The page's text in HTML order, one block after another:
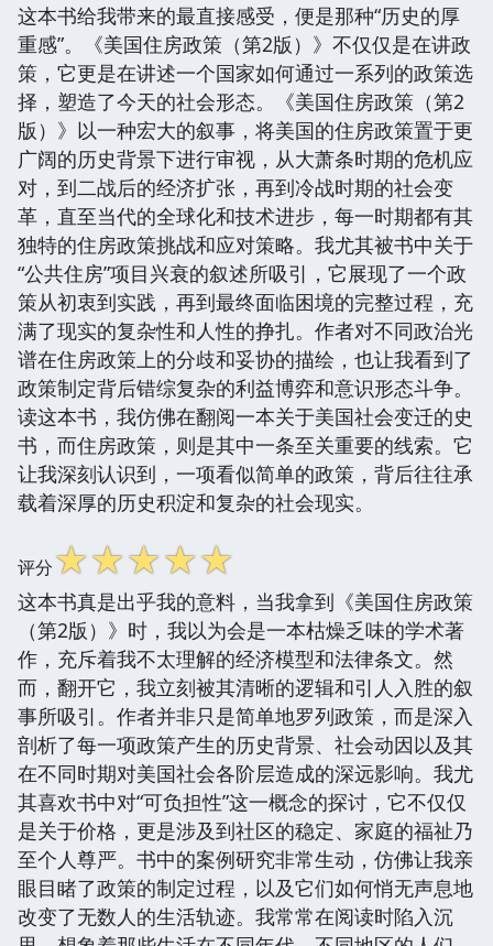
这本书给我带来的最直接感受，便是那种“历史的厚
重感”。《美国住房政策（第2版）》不仅仅是在讲政
策，它更是在讲述一个国家如何通过一系列的政策选
择，塑造了今天的社会形态。《美国住房政策（第2
版）》以一种宏大的叙事，将美国的住房政策置于更
广阔的历史背景下进行审视，从大萧条时期的危机应
对，到二战后的经济扩张，再到冷战时期的社会变
革，直至当代的全球化和技术进步，每一时期都有其
独特的住房政策挑战和应对策略。我尤其被书中关于
“公共住房”项目兴衰的叙述所吸引，它展现了一个政
策从初衷到实践，再到最终面临困境的完整过程，充
满了现实的复杂性和人性的挣扎。作者对不同政治光
谱在住房政策上的分歧和妥协的描绘，也让我看到了
政策制定背后错综复杂的利益博弈和意识形态斗争。
读这本书，我仿佛在翻阅一本关于美国社会变迁的史
书，而住房政策，则是其中一条至关重要的线索。它
让我深刻认识到，一项看似简单的政策，背后往往承
载着深厚的历史积淀和复杂的社会现实。
评分☆☆☆☆☆
这本书真是出乎我的意料，当我拿到《美国住房政策
（第2版）》时，我以为会是一本枯燥乏味的学术著
作，充斥着我不太理解的经济模型和法律条文。然
而，翻开它，我立刻被其清晰的逻辑和引人入胜的叙
事所吸引。作者并非只是简单地罗列政策，而是深入
剖析了每一项政策产生的历史背景、社会动因以及其
在不同时期对美国社会各阶层造成的深远影响。我尤
其喜欢书中对“可负担性”这一概念的探讨，它不仅仅
是关于价格，更是涉及到社区的稳定、家庭的福祉乃
至个人尊严。书中的案例研究非常生动，仿佛让我亲
眼目睹了政策的制定过程，以及它们如何悄无声息地
改变了无数人的生活轨迹。我常常在阅读时陷入沉